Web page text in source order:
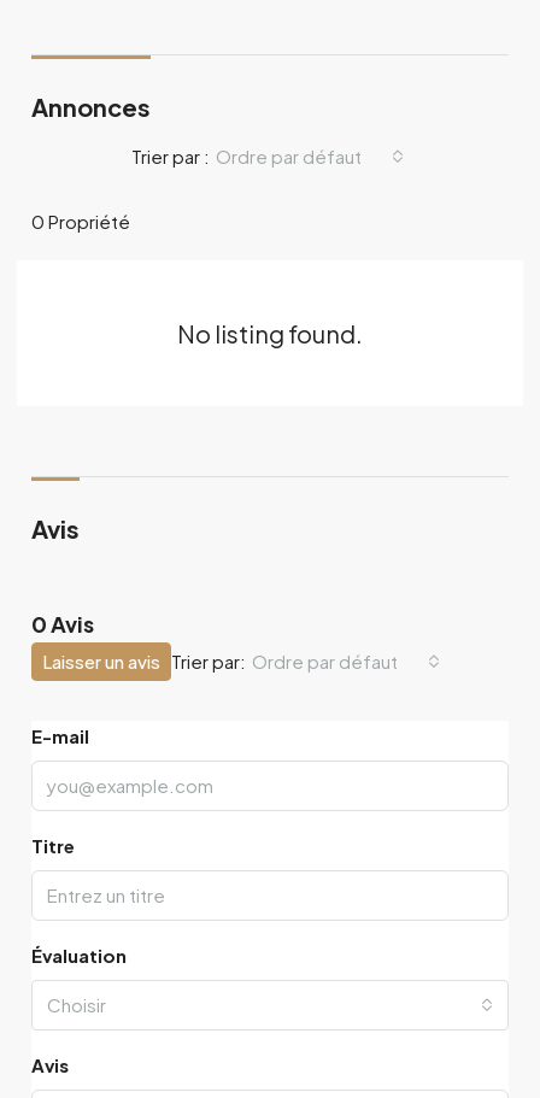
Annonces
0 Propriété
Trier par : Ordre par défaut
No listing found.
Avis
0 Avis
Trier par: Ordre par défaut
Laisser un avis
E-mail
Titre
Évaluation
Choisir
Avis